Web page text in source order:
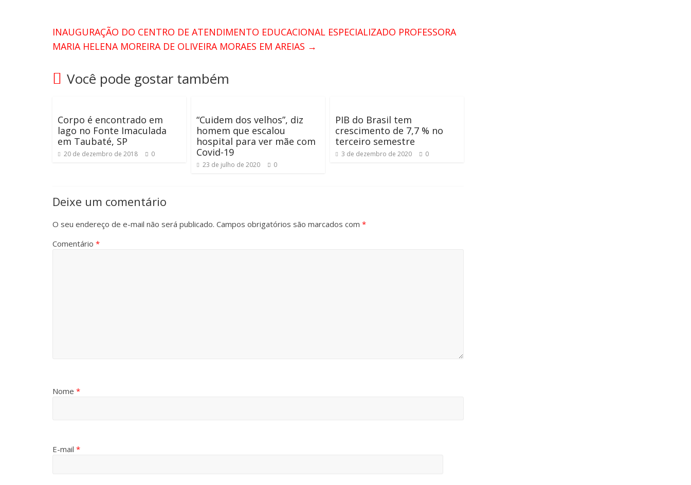
INAUGURAÇÃO DO CENTRO DE ATENDIMENTO EDUCACIONAL ESPECIALIZADO PROFESSORA
MARIA HELENA MOREIRA DE OLIVEIRA MORAES EM AREIAS →
Você pode gostar também
Corpo é encontrado em
lago no Fonte Imaculada
em Taubaté, SP
20 de dezembro de 2018 0
“Cuidem dos velhos”, diz
homem que escalou
hospital para ver mãe com
Covid-19
23 de julho de 2020 0
PIB do Brasil tem
crescimento de 7,7 % no
terceiro semestre
3 de dezembro de 2020 0
Deixe um comentário
O seu endereço de e-mail não será publicado. Campos obrigatórios são marcados com *
Comentário *
Nome *
E-mail *